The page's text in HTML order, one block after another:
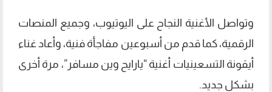
وتواصل الأغنية النجاح على اليوتيوب، وجميع المنصات
الرقمية، كما قدم من أسبوعين مفاجأة فنية، وأعاد غناء
أيقونة التسعينيات أغنية “يارايح وين مسافر”، مرة أخرى
بشكل جديد.